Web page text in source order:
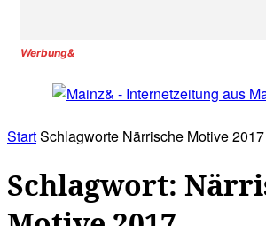
Werbung&
StartSchlagworte Närrische Motive 2017
Schlagwort: